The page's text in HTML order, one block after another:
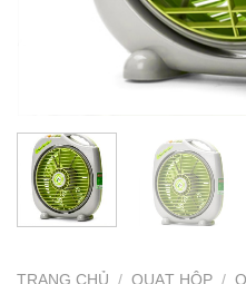
TRANG CHỦ / QUẠT HỘP /